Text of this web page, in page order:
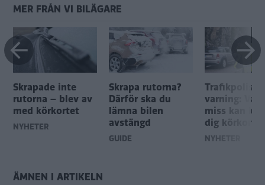
MER FRÅN VI BILÄGARE
Skrapade inte
rutorna – blev av
med körkortet
NYHETER
Skrapa rutorna?
Därför ska du
lämna bilen
avstängd
GUIDE
varning:
miss kan
dig körkortet
NYHETER
ÄMNEN I ARTIKELN